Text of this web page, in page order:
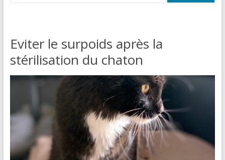
Eviter le surpoids après la
stérilisation du chaton